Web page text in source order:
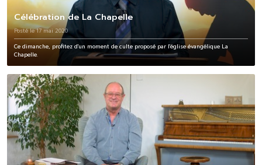
Célébration de La Chapelle
Posté le 17 mai 2020
Ce dimanche, profitez d'un moment de culte proposé par l'église évangélique La
Chapelle.